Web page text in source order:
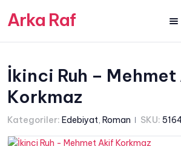
Arka Raf
ANA SAYFA
HAKKIMIZDA
KİTAP SATIŞ
YAZARLARIMIZ
İkinci Ruh –
Korkmaz
Kategoriler: Edebiyat, Roman SKU: